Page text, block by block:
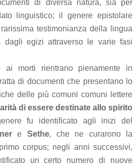
di diversa natura, sia per
linguistico; il genere epistolare
testimonianza della lingua
dagli egizi attraverso le varie fasi
ai morti rientrano pienamente in
di documenti che presentano lo
delle più comuni comuni lettere
di essere destinate allo spirito
fu identificato agli inizi del
e Sethe, che ne curarono la
corpus; negli anni successivi,
un certo numero di nuove